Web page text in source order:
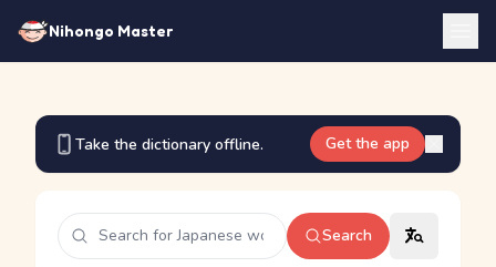
Nihongo Master
Take the dictionary offline. Get the app
Search